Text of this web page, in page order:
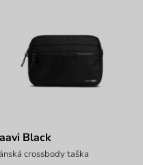
Black
crossbody taška